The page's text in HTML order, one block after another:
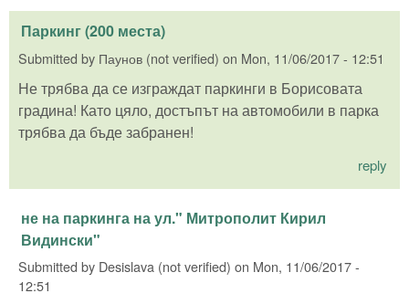
Паркинг (200 места)
Submitted by Паунов (not verified) on Mon, 11/06/2017 - 12:51
Не трябва да се изграждат паркинги в Борисовата
градина! Като цяло, достъпът на автомобили в парка
трябва да бъде забранен!
reply
не на паркинга на ул." Митрополит Кирил
Видински"
Submitted by Desislava (not verified) on Mon, 11/06/2017 -
12:51